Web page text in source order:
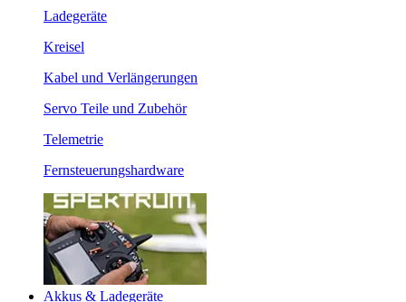
Ladegeräte
Kreisel
Kabel und Verlängerungen
Servo Teile und Zubehör
Telemetrie
Fernsteuerungshardware
Akkus & Ladegeräte